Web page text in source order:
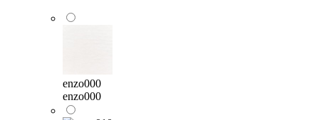
enzo000
enzo000